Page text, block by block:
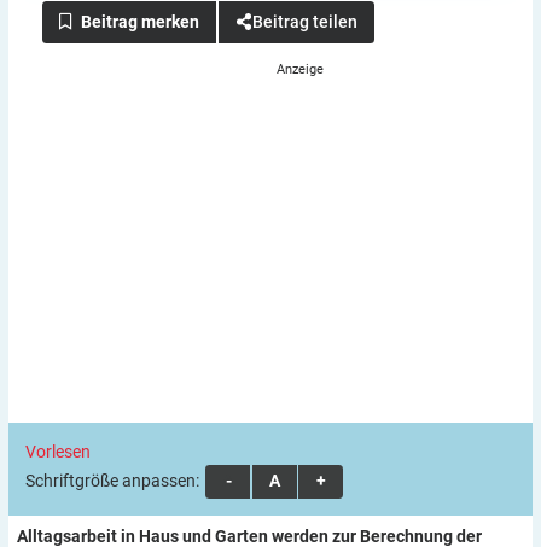
Beitrag teilen
Vorlesen
Schriftgröße anpassen:
A A A
Alltagsarbeit in Haus und Garten werden zur Berechnung der